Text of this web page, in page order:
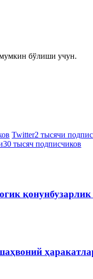
бўлиши учун.
Twitter2 тысячи
30 тысяч подписчиков